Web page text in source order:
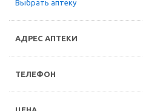
Выбрать аптеку